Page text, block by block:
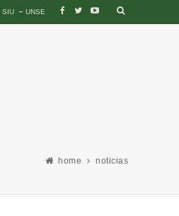
SIU UNSE
home noticias